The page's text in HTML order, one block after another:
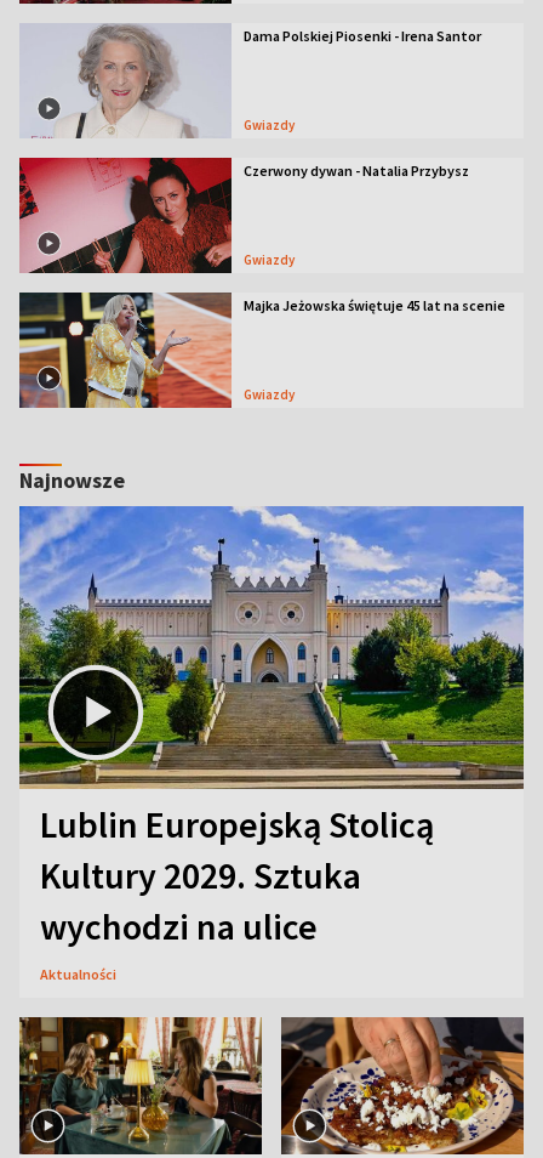
Dama Polskiej Piosenki - Irena Santor
Gwiazdy
Czerwony dywan - Natalia Przybysz
Gwiazdy
Majka Jeżowska świętuje 45 lat na scenie
Gwiazdy
Najnowsze
Lublin Europejską Stolicą
Kultury 2029. Sztuka
wychodzi na ulice
Aktualności